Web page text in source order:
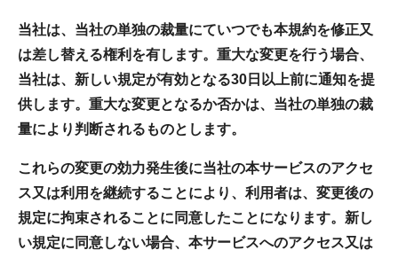
当社は、当社の単独の裁量にていつでも本規約を修正又
は差し替える権利を有します。重大な変更を行う場合、
当社は、新しい規定が有効となる30日以上前に通知を提
供します。重大な変更となるか否かは、当社の単独の裁
量により判断されるものとします。
これらの変更の効力発生後に当社の本サービスのアクセ
ス又は利用を継続することにより、利用者は、変更後の
規定に拘束されることに同意したことになります。新し
い規定に同意しない場合、本サービスへのアクセス又は